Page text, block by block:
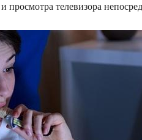
просмотра телевизора